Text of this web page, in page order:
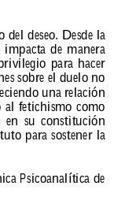
deseo. Desde la
impacta de manera
para hacer
sobre el duelo no
una relación
al fetichismo como
en su constitución
para sostener la
Psicoanalítica de